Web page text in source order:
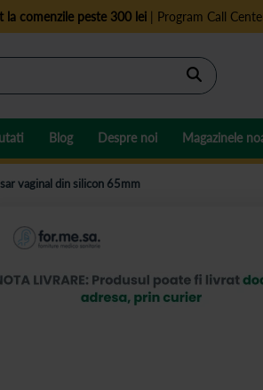
la comenzile peste 300 lei| Program Call
Cautare
Blog Despre noi Magazinele
vaginal din silicon 65mm